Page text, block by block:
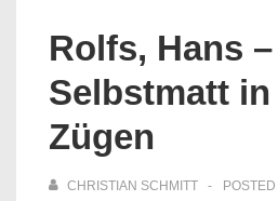
Rolfs, Hans –
Selbstmatt
Zügen
CHRISTIAN SCHMITT POSTED